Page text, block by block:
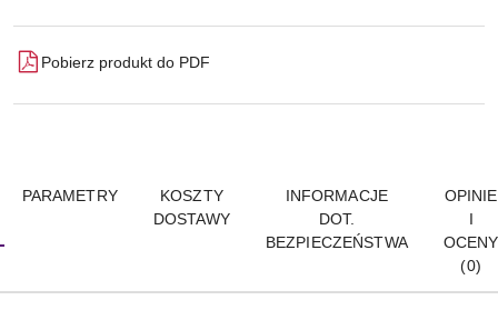
Pobierz produkt do PDF
PARAMETRY
KOSZTY
DOSTAWY
INFORMACJE
DOT.
BEZPIECZEŃSTWA
OPINIE
I
OCENY
(0)